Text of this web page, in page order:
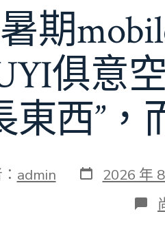
期
俱意
東西”，
admin 發
表
2026 年